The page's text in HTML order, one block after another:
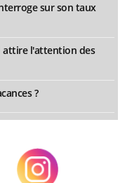
sur son taux
attire l'attention des
?